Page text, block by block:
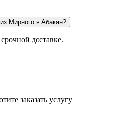
Мирного в Абакан?
доставке.
заказать услугу